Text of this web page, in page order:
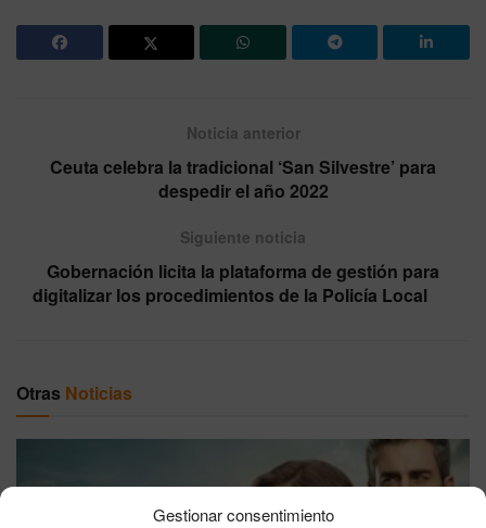
Gestionar consentimiento
Noticia anterior
Ceuta celebra la tradicional ‘San Silvestre’ para
despedir el año 2022
Siguiente noticia
Gobernación licita la plataforma de gestión para
digitalizar los procedimientos de la Policía Local
Otras Noticias